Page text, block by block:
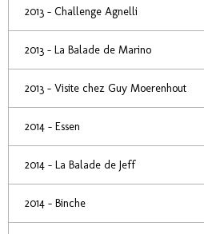
2013 - Challenge Agnelli
2013 - La Balade de Marino
2013 - Visite chez Guy Moerenhout
2014 - Essen
2014 - La Balade de Jeff
2014 - Binche